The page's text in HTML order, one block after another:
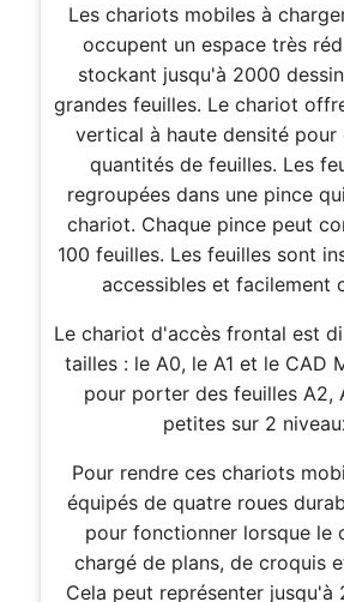
Les chariots mobiles à
occupent un espace très
stockant jusqu'à 2000
grandes feuilles. Le chariot
vertical à haute densité pour
quantités de feuilles. Les
regroupées dans une pince
chariot. Chaque pince peut
100 feuilles. Les feuilles sont
accessibles et facilement
Le chariot d'accès frontal est
tailles : le A0, le A1 et le CAD
pour porter des feuilles A2,
petites sur 2
Pour rendre ces chariots
équipés de quatre roues
pour fonctionner lorsque le
chargé de plans, de croquis
Cela peut représenter jusqu'à